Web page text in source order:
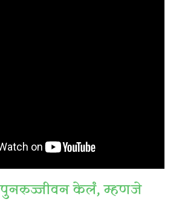
पुनरुज्जीवन केलं, म्हणजे